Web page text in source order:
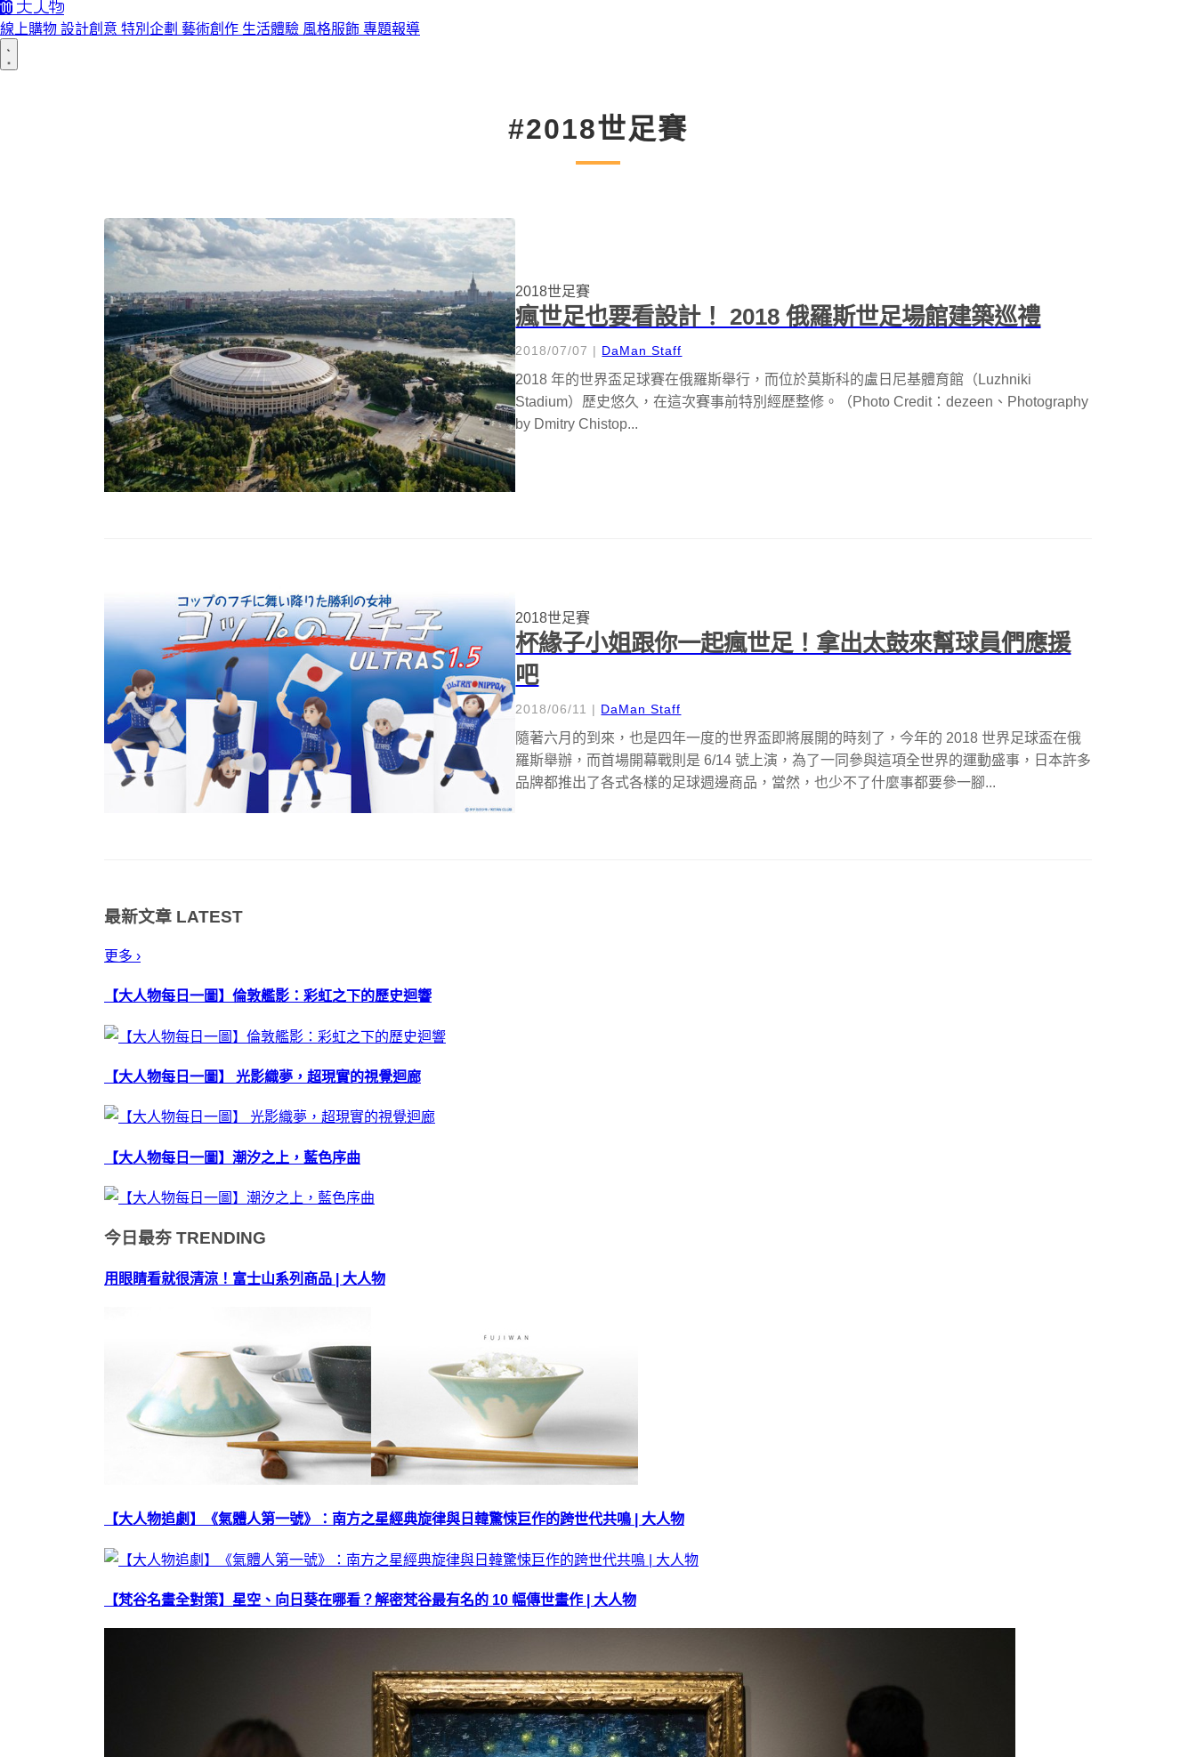
線上購物 設計創意 特別企劃 藝術創作 生活體驗 風格服飾 專題報導
#2018世足賽
2018世足賽
瘋世足也要看設計！ 2018 俄羅斯世足場館建築巡禮
2018/07/07 | DaMan Staff
2018 年的世界盃足球賽在俄羅斯舉行，而位於莫斯科的盧日尼基體育館（Luzhniki
Stadium）歷史悠久，在這次賽事前特別經歷整修。（Photo Credit：dezeen、Photography
by Dmitry Chistop...
2018世足賽
杯緣子小姐跟你一起瘋世足！拿出太鼓來幫球員們應援
吧
2018/06/11 | DaMan Staff
隨著六月的到來，也是四年一度的世界盃即將展開的時刻了，今年的 2018 世界足球盃在俄
羅斯舉辦，而首場開幕戰則是 6/14 號上演，為了一同參與這項全世界的運動盛事，日本許多
品牌都推出了各式各樣的足球週邊商品，當然，也少不了什麼事都要參一腳...
最新文章 LATEST
更多 ›
【大人物每日一圖】倫敦艦影：彩虹之下的歷史迴響
【大人物每日一圖】 光影織夢，超現實的視覺迴廊
【大人物每日一圖】潮汐之上，藍色序曲
今日最夯 TRENDING
用眼睛看就很清涼！富士山系列商品 | 大人物
【大人物追劇】《氣體人第一號》：南方之星經典旋律與日韓驚悚巨作的跨世代共鳴 | 大人物
【梵谷名畫全對策】星空、向日葵在哪看？解密梵谷最有名的 10 幅傳世畫作 | 大人物